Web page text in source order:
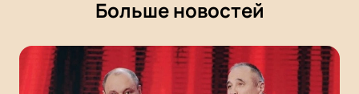
Больше новостей